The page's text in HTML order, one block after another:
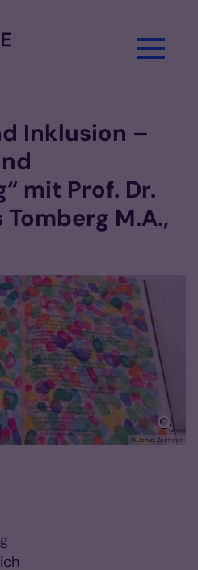
Inklusion –
mit Prof. Dr.
M.A.,
© Jonas Zechner